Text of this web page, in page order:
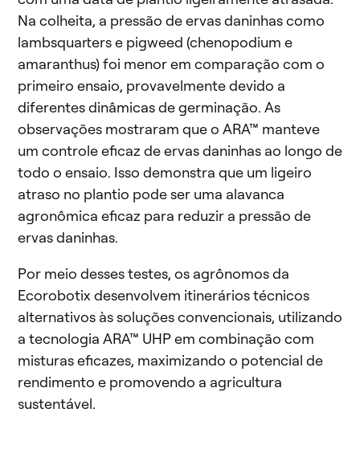
Na colheita, a pressão de ervas daninhas como
lambsquarters e pigweed (chenopodium e
amaranthus) foi menor em comparação com o
primeiro ensaio, provavelmente devido a
diferentes dinâmicas de germinação. As
observações mostraram que o ARA™ manteve
um controle eficaz de ervas daninhas ao longo de
todo o ensaio. Isso demonstra que um ligeiro
atraso no plantio pode ser uma alavanca
agronômica eficaz para reduzir a pressão de
ervas daninhas.
Por meio desses testes, os agrônomos da
Ecorobotix desenvolvem itinerários técnicos
alternativos às soluções convencionais, utilizando
a tecnologia ARA™ UHP em combinação com
misturas eficazes, maximizando o potencial de
rendimento e promovendo a agricultura
sustentável.